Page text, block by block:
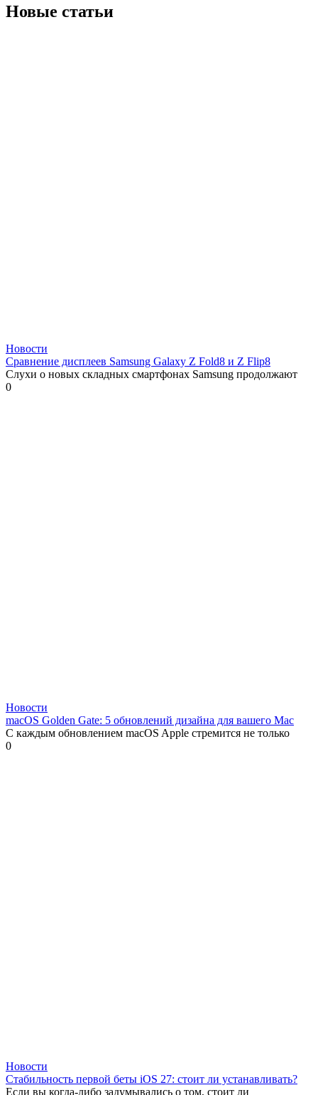
Новые статьи
Новости
Сравнение дисплеев Samsung Galaxy Z Fold8 и Z Flip8
Слухи о новых складных смартфонах Samsung продолжают
0
Новости
macOS Golden Gate: 5 обновлений дизайна для вашего Mac
С каждым обновлением macOS Apple стремится не только
0
Новости
Стабильность первой беты iOS 27: стоит ли устанавливать?
Если вы когда-либо задумывались о том, стоит ли